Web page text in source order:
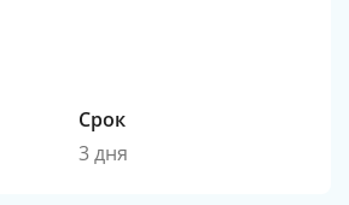
Срок
3 дня